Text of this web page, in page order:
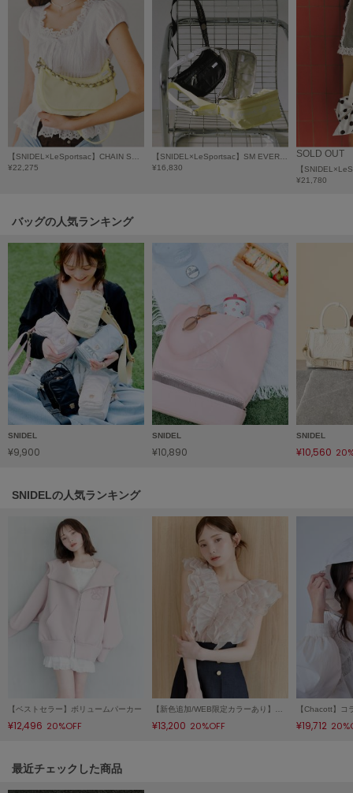
LeSportsac
レスポートサック
LILY BROWN
リリーブラウン
LILY BROWN Lingerie
リリーブラウンランジェリー
LITTLE UNION TOKYO
リトルユニオン トウキョウ
メイドオブオーガニクス
MICHU COQUETTE
ミチュ コケット
MIESROHE
ミースロエ
miies miim
ミーエスミーム
Mila Owen
ミラオーウェン
MOIGE
MUCHA
NEW Balance
ニューバランス
nezu
NOWNS
ナウンス
ヌル
¥22,275
¥16,830
SOLD OUT
¥21,780
バッグの人気ランキング
SNIDEL
¥9,900
SNIDEL
¥10,890
SNIDEL
¥10,560
SNIDELの人気ランキング
【ベストセラー】ボリュームパーカー
¥12,496 20%OFF ¥13,200 20%OFF ¥19,712
関連記事
最近チェックした商品